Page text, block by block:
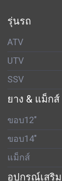
รุ่นรถ
ATV
UTV
SSV
ยาง & แม็กส์
ขอบ12"
ขอบ14"
แม็กส์
อุปกรณ์เสริม